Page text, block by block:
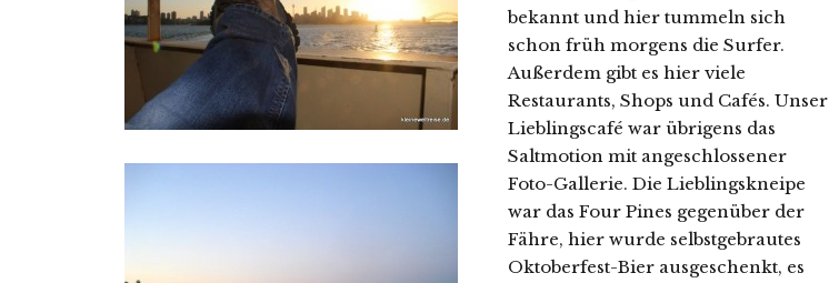
bekannt und hier tummeln sich
schon früh morgens die Surfer.
Außerdem gibt es hier viele
Restaurants, Shops und Cafés. Unser
Lieblingscafé war übrigens das
Saltmotion mit angeschlossener
Foto-Gallerie. Die Lieblingskneipe
war das Four Pines gegenüber der
Fähre, hier wurde selbstgebrautes
Oktoberfest-Bier ausgeschenkt, es